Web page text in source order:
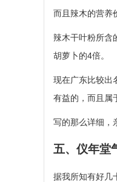
而且辣木的营养
辣木干叶粉所含
胡萝卜的4倍。
现在广东比较出
有益的，而且属
写的那么详细，
五、仪年堂
据我所知有好几